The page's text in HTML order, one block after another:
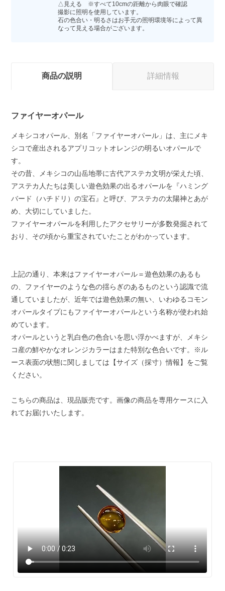
△見える ※すべて10cmの距離から肉眼で確認
撮影に照明を使用しています。
石の色合い・明るさはお手元の照明環境等によって異
なって見える場合がございます。
商品の説明 詳細情報
ファイヤーオパール
メキシコオパール、別名「ファイヤーオパール」は、主にメキ
シコで産出されるアプリコットオレンジの明るいオパールで
す。
その昔、メキシコの山岳地帯に古代アステカ文明が栄えた頃、
アステカ人たちは美しい遊色効果の出るオパールを『ハミング
バード（ハチドリ）の宝石』と呼び、アステカの太陽神とあが
め、大切にしていました。
ファイヤーオパールを利用したアクセサリーが多数発掘されて
おり、その頃から重宝されていたことがわかっています。
上記の通り、本来はファイヤーオパール＝遊色効果のあるも
の、ファイヤーのような色の揺らぎのあるものという認識で流
通していましたが、近年では遊色効果の無い、いわゆるコモン
オパールタイプにもファイヤーオパールという名称が使われ始
めています。
オパールというと乳白色の色合いを思い浮かべますが、メキシ
コ産の鮮やかなオレンジカラーはまた特別な色合いです。※ル
ース表面の状態に関しましては【サイズ（採寸）情報】をご覧
ください。
こちらの商品は、現品販売です。画像の商品を専用ケースに入
れてお届けいたします。